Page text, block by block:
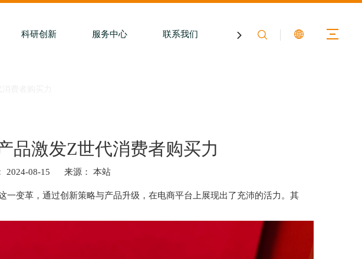
科研创新 服务中心 联系我们 关于膳印
品激发Z世代消费者购买力
2024-08-15 来源： 本站
变革，通过创新策略与产品升级，在电商平台上展现出了充沛的活力。其